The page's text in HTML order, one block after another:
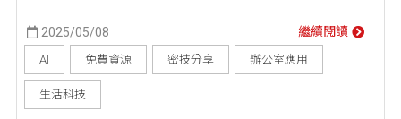
議紀錄等，只要選對工具，不但省時省力，還可能讓你
產出比以往更有質感的成果！本篇將推薦你15款超熱門
的 AI 工具，幫助你秒懂這些工具的特色與應用！ 一、AI
工具有哪些種類？5大常見類型總整...
2025/05/08 繼續閱讀
AI 免費資源 密技分享 辦公室應用
生活科技